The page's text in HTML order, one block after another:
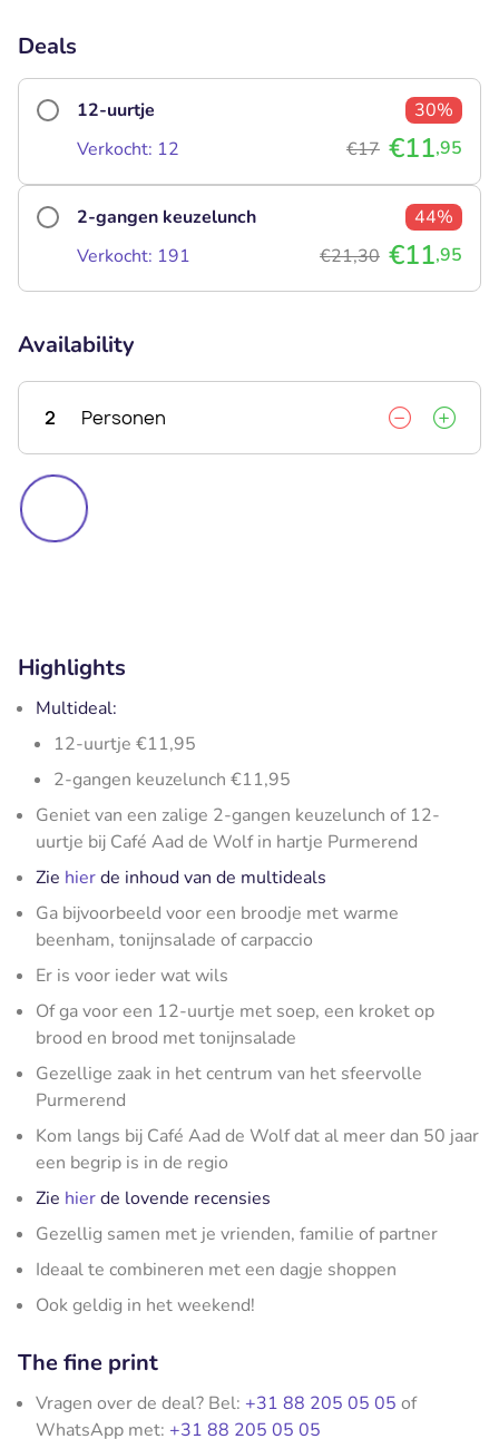
Deals
12-uurtje
30%
Verkocht: 12
€17 €11,95
2-gangen keuzelunch
44%
Verkocht: 191
€21,30 €11,95
Availability
2 Personen
Highlights
Multideal:
12-uurtje €11,95
2-gangen keuzelunch €11,95
Geniet van een zalige 2-gangen keuzelunch of 12-
uurtje bij Café Aad de Wolf in hartje Purmerend
Zie hierde inhoud van de multideals
Ga bijvoorbeeld voor een broodje met warme
beenham, tonijnsalade of carpaccio
Er is voor ieder wat wils
Of ga voor een 12-uurtje met soep, een kroket op
brood en brood met tonijnsalade
Gezellige zaak in het centrum van het sfeervolle
Purmerend
Kom langs bij Café Aad de Wolf dat al meer dan 50 jaar
een begrip is in de regio
Zie hierde lovende recensies
Gezellig samen met je vrienden, familie of partner
Ideaal te combineren met een dagje shoppen
Ook geldig in het weekend!
The fine print
Vragen over de deal? Bel: +31 88 205 05 05 of
WhatsApp met: +31 88 205 05 05